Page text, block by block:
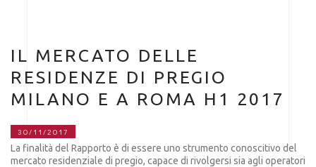
IL MERCATO DELLE
RESIDENZE DI PREGIO
MILANO E A ROMA H1 2017
30/11/2017
La finalità del Rapporto è di essere uno strumento conoscitivo del
mercato residenziale di pregio, capace di rivolgersi sia agli operatori